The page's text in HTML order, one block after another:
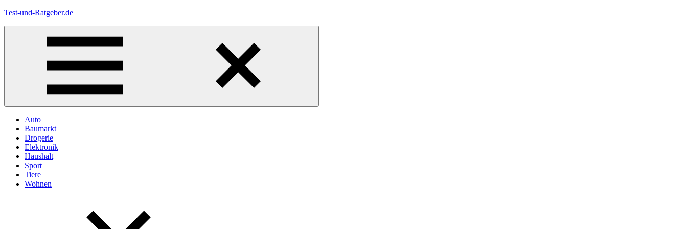
Zum
Test-und-Ratgeber.de
Menü
Auto
Baumarkt
Drogerie
Elektronik
Haushalt
Sport
Tiere
Wohnen